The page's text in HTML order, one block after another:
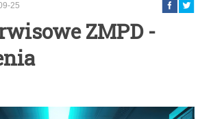
25
ZMPD -